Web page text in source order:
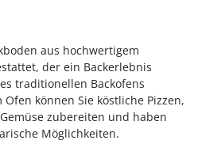
Unkrautbrenner
aus hochwertigem
der ein Backerlebnis
traditionellen Backofens
können Sie köstliche Pizzen,
zubereiten und haben
Möglichkeiten.